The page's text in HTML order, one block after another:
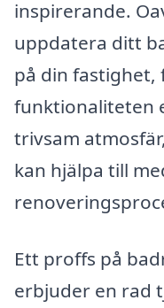
inspirerande.
uppdatera ditt
på din
funktionaliteten
trivsam
kan hjälpa till
Ett proffs på
erbjuder en rad